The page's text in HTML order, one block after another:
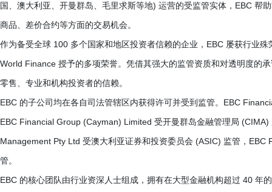
国、澳大利亚、开曼群岛、毛里求斯等地) 运营的受监管实体，EBC 帮
商品、差价合约等方面的交易机会。
作为备受全球 100 多个国家和地区投资者信赖的企业，EBC 屡获行业
World Finance 授予的多项荣誉。凭借其强大的监管资质和对透明度的
零售、专业和机构投资者的信赖。
EBC 的子公司均在各自司法管辖区内获得许可并受到监管。EBC
EBC Financial Group (Cayman) Limited 受开曼群岛金融管理局
Management Pty Ltd 受澳大利亚证券和投资委员会 (ASIC) 监管，
管。
EBC 的核心团队由行业资深人士组成，拥有在大型金融机构超过 40 年